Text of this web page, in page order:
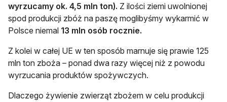
wyrzucamy ok. 4,5 mln ton). Z ilości ziemi uwolnionej
spod produkcji zbóż na paszę moglibyśmy wykarmić w
Polsce niemal 13 mln osób rocznie.
Z kolei w całej UE w ten sposób marnuje się prawie 125
mln ton zboża – ponad dwa razy więcej niż z powodu
wyrzucania produktów spożywczych.
Dlaczego żywienie zwierząt zbożem w celu produkcji